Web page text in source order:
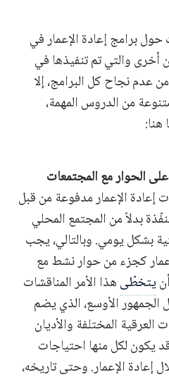
برامج إعادة الإعمار في
أخرى والتي تم تنفيذها في
عدم نجاح كل البرامج، إلا
من الدروس المهمة،
الحوار مع المجتمعات
إعادة الإعمار مدفوعة من قبل
بدلاً من المجتمع المحلي
بشكل يومي. وبالتالي، يجب
كجزء من حوار نشط مع
يتخطّىهذا الأمر المناقشات
الجمهور الأوسع، الذي يضم
المختلفة والأديان
يكون لكل منها احتياجات
إعادة الإعمار. وحتى تاريخه،